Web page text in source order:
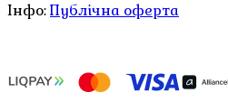
Інфо:Публічна оферта